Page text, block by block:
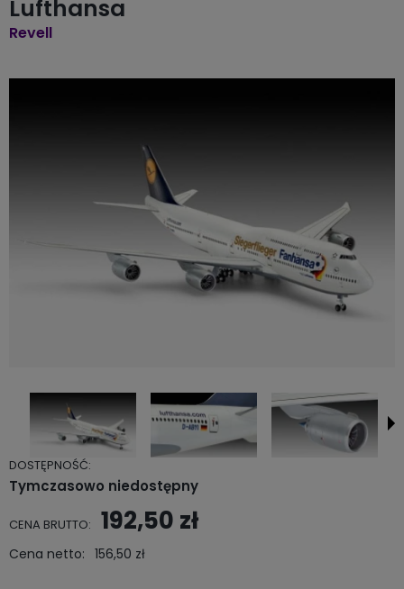
Lufthansa
Revell
DOSTĘPNOŚĆ:
Tymczasowo niedostępny
CENA BRUTTO: 192,50 zł
Cena netto: 156,50 zł